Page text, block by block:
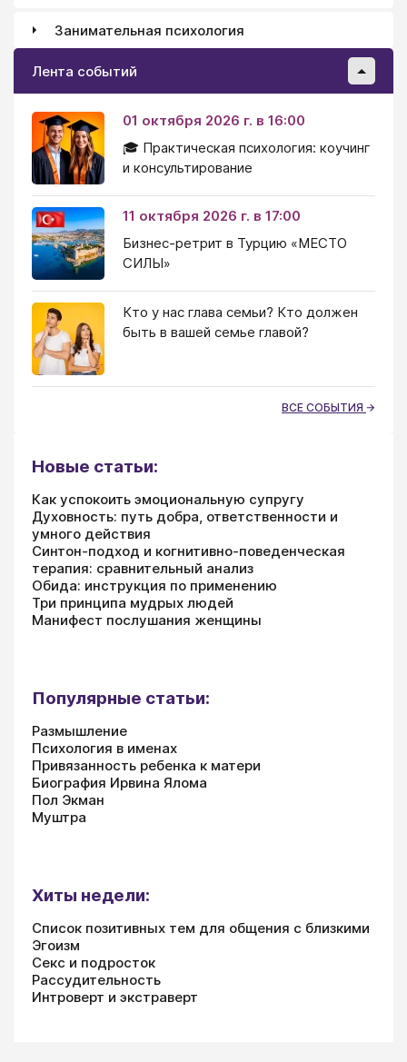
Занимательная психология
Лента событий
01 октября 2026 г. в 16:00
🎓 Практическая психология: коучинг
и консультирование
11 октября 2026 г. в 17:00
Бизнес-ретрит в Турцию «МЕСТО
СИЛЫ»
Кто у нас глава семьи? Кто должен
быть в вашей семье главой?
ВСЕ СОБЫТИЯ
Новые статьи:
Как успокоить эмоциональную супругу
Духовность: путь добра, ответственности и
умного действия
Синтон-подход и когнитивно-поведенческая
терапия: сравнительный анализ
Обида: инструкция по применению
Три принципа мудрых людей
Манифест послушания женщины
Популярные статьи:
Размышление
Психология в именах
Привязанность ребенка к матери
Биография Ирвина Ялома
Пол Экман
Муштра
Хиты недели:
Список позитивных тем для общения с близкими
Эгоизм
Секс и подросток
Рассудительность
Интроверт и экстраверт